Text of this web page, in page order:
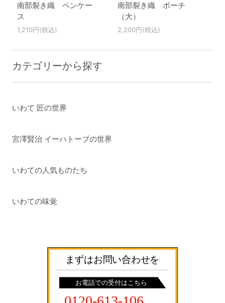
南部裂き織 ペンケー
ス
1,210円(税込)
南部裂き織 ポーチ
（大）
2,200円(税込)
カテゴリーから探す
いわて 匠の世界
宮澤賢治 イーハトーブの世界
いわての人気ものたち
いわての味覚